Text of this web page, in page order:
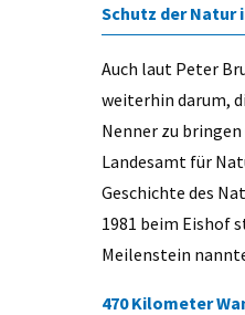
Schutz der Natur
Auch laut Peter
weiterhin darum,
Nenner zu
Landesamt für
Geschichte des
1981 beim Eishof
Meilenstein
470 Kilometer